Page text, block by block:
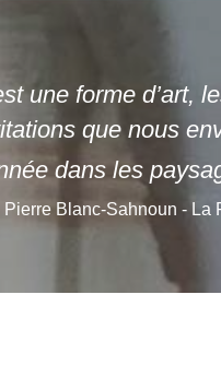
une forme d’art,
que nous
dans les
Pierre Blanc-Sahnoun - La